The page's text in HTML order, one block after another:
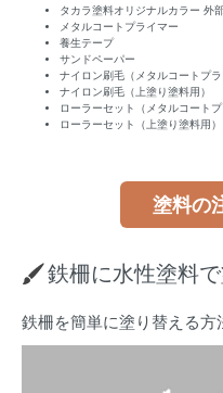
タカラ塗料オリジナルカラー 外
メタルコートプライマー
養生テープ
サンドペーパー
ナイロン刷毛（メタルコートプラ
ナイロン刷毛（上塗り塗料用）
ローラーセット（メタルコートプ
ローラーセット（上塗り塗料用）
塗料の
鉄柵に水性塗料
鉄柵を簡単に塗り替える方